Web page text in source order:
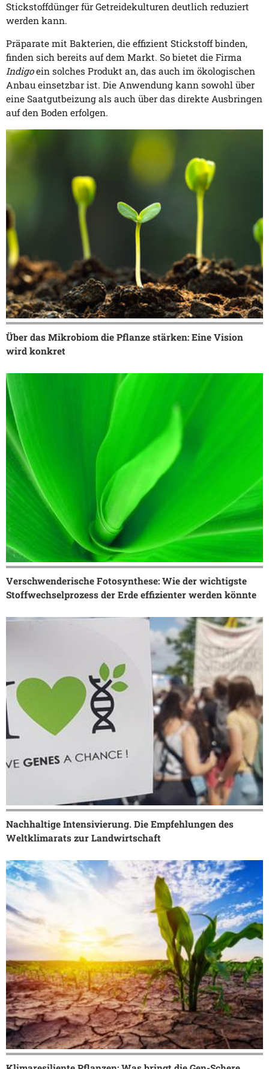
Stickstoffdünger für Getreidekulturen deutlich reduziert
werden kann.
Präparate mit Bakterien, die effizient Stickstoff binden,
finden sich bereits auf dem Markt. So bietet die Firma
Indigoein solches Produkt an, das auch im ökologischen
Anbau einsetzbar ist. Die Anwendung kann sowohl über
eine Saatgutbeizung als auch über das direkte Ausbringen
auf den Boden erfolgen.
Über das Mikrobiom die Pflanze stärken: Eine Vision
wird konkret
Verschwenderische Fotosynthese: Wie der wichtigste
Stoffwechselprozess der Erde effizienter werden könnte
Nachhaltige Intensivierung. Die Empfehlungen des
Weltklimarats zur Landwirtschaft